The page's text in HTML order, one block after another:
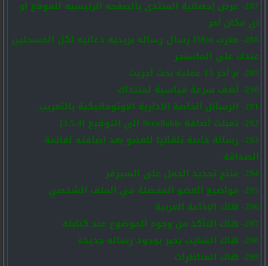
287- عرض إحصائية المنتدى بالصفحه الرئيسيه للموقع او
اي مكان آخر
288- معرب Msnا رسال رساله بريديه دعائيه لكل المسجلين
عندك على الماسنجر
289- م آخر 15 عملية بحث أجريت
290- أضف سرعة قياسية لمنتداك
291- الرسائل الخاصة الادارية الاوتوماتيكية بالتعريب
292- تمبلت أضافة Scrollable الى التوقيع [3.5.4]
293- رسالة خاصة تلقائيا للعضو بعد إضافته لقائمة
الصداقة
294- منتج تحديد الحمل على السيرفر
295- مواضيع العضو المفضلة في الملف الشخصي
296- هاك الإذاعة العربية
297- هاك التأكد من وجود الموضوع عند كتابته
298- هاك الشايب يخبر بوجود رساله جديدة
299- هاك المناظرات